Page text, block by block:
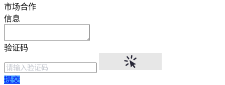
市场合作
信息
验证码
提交